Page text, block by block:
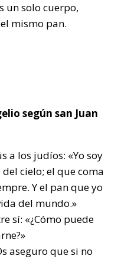
un solo cuerpo,
mismo pan.
según san Juan
a los judíos: «Yo soy
cielo; el que coma
Y el pan que yo
del mundo.»
sí: «¿Cómo puede
aseguro que si no